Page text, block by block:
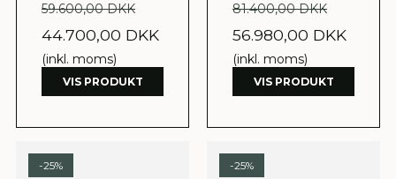
59.600,00 DKK
44.700,00 DKK
(inkl. moms)
VIS PRODUKT
81.400,00 DKK
56.980,00 DKK
(inkl. moms)
VIS PRODUKT
-25% -25%